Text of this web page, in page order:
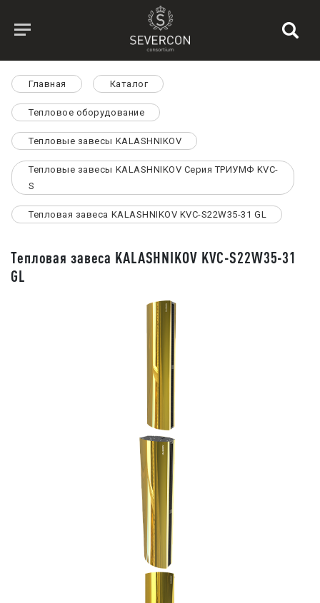
Главная Каталог
Тепловое оборудование
Тепловые завесы KALASHNIKOV
Тепловые завесы KALASHNIKOV Серия ТРИУМФ KVC-
S
Тепловая завеса KALASHNIKOV KVC-S22W35-31 GL
Тепловая завеса KALASHNIKOV KVC-S22W35-31
GL